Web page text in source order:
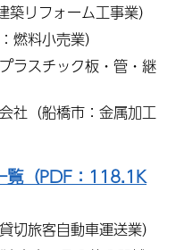
リフォーム工事業）
燃料小売業）
ラスチック板・管・継
社（船橋市：金属加工
覧（PDF：118.1K
切旅客自動車運送業）